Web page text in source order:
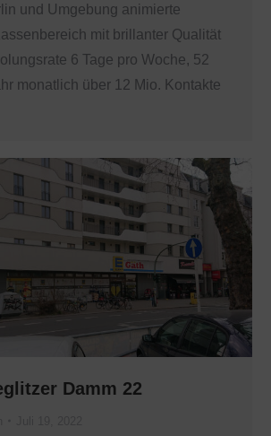
und Umgebung animierte
mit brillanter Qualität
6 Tage pro Woche, 52
monatlich über 12 Mio. Kontakte
Damm 22